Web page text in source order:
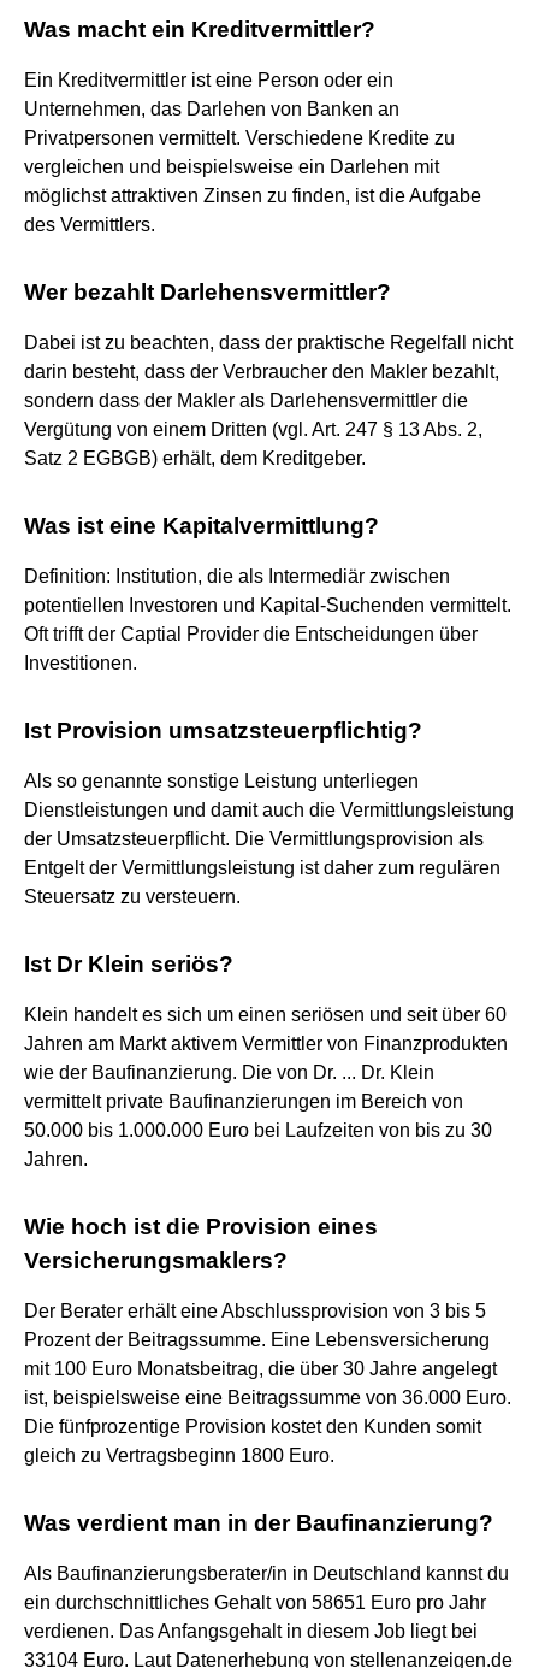
Was macht ein Kreditvermittler?
Ein Kreditvermittler ist eine Person oder ein
Unternehmen, das Darlehen von Banken an
Privatpersonen vermittelt. Verschiedene Kredite zu
vergleichen und beispielsweise ein Darlehen mit
möglichst attraktiven Zinsen zu finden, ist die Aufgabe
des Vermittlers.
Wer bezahlt Darlehensvermittler?
Dabei ist zu beachten, dass der praktische Regelfall nicht
darin besteht, dass der Verbraucher den Makler bezahlt,
sondern dass der Makler als Darlehensvermittler die
Vergütung von einem Dritten (vgl. Art. 247 § 13 Abs. 2,
Satz 2 EGBGB) erhält, dem Kreditgeber.
Was ist eine Kapitalvermittlung?
Definition: Institution, die als Intermediär zwischen
potentiellen Investoren und Kapital-Suchenden vermittelt.
Oft trifft der Captial Provider die Entscheidungen über
Investitionen.
Ist Provision umsatzsteuerpflichtig?
Als so genannte sonstige Leistung unterliegen
Dienstleistungen und damit auch die Vermittlungsleistung
der Umsatzsteuerpflicht. Die Vermittlungsprovision als
Entgelt der Vermittlungsleistung ist daher zum regulären
Steuersatz zu versteuern.
Ist Dr Klein seriös?
Klein handelt es sich um einen seriösen und seit über 60
Jahren am Markt aktivem Vermittler von Finanzprodukten
wie der Baufinanzierung. Die von Dr. ... Dr. Klein
vermittelt private Baufinanzierungen im Bereich von
50.000 bis 1.000.000 Euro bei Laufzeiten von bis zu 30
Jahren.
Wie hoch ist die Provision eines
Versicherungsmaklers?
Der Berater erhält eine Abschlussprovision von 3 bis 5
Prozent der Beitragssumme. Eine Lebensversicherung
mit 100 Euro Monatsbeitrag, die über 30 Jahre angelegt
ist, beispielsweise eine Beitragssumme von 36.000 Euro.
Die fünfprozentige Provision kostet den Kunden somit
gleich zu Vertragsbeginn 1800 Euro.
Was verdient man in der Baufinanzierung?
Als Baufinanzierungsberater/in in Deutschland kannst du
ein durchschnittliches Gehalt von 58651 Euro pro Jahr
verdienen. Das Anfangsgehalt in diesem Job liegt bei
33104 Euro. Laut Datenerhebung von stellenanzeigen.de